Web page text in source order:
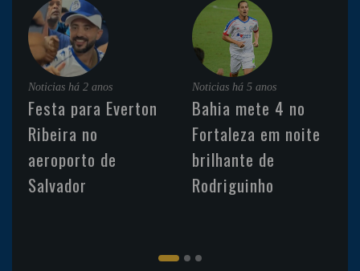
Noticias há 2 anos
Festa para Everton
Ribeira no
aeroporto de
Salvador
Noticias há 5 anos
Bahia mete 4 no
Fortaleza em noite
brilhante de
Rodriguinho